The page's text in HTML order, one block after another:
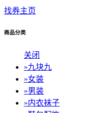
找券主页
商品分类
关闭
»九块九
»女装
»男装
»内衣袜子